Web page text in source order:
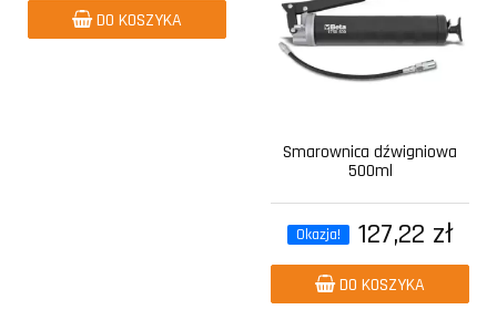
DO KOSZYKA
Smarownica dźwigniowa
500ml
Okazja! 127,22 zł
DO KOSZYKA